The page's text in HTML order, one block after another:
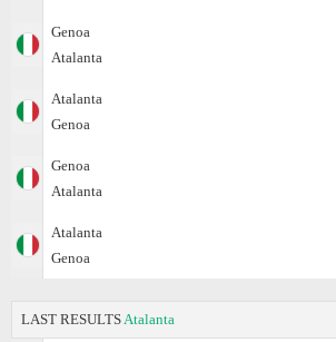
Genoa
Atalanta
Atalanta
Genoa
Genoa
Atalanta
Atalanta
Genoa
LAST RESULTS Atalanta